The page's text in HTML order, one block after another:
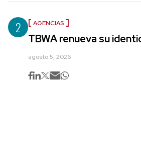
2 AGENCIAS
TBWA renueva su
agosto 5, 2026